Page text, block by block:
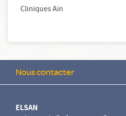
Cliniques Ain
Nous contacter
ELSAN